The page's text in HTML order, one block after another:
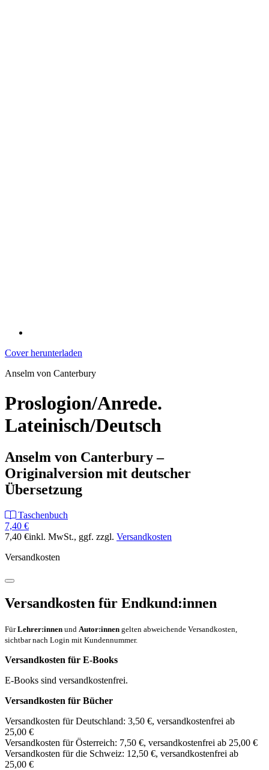
Cover herunterladen
Anselm von Canterbury
Proslogion/Anrede.
Lateinisch/Deutsch
Anselm von Canterbury –
Originalversion mit deutscher
Übersetzung
Taschenbuch
7,40 €
7,40 €inkl. MwSt., ggf. zzgl. Versandkosten
Versandkosten
Versandkosten für Endkund:innen
FürLehrer:innen und Autor:innen gelten abweichende Versandkosten,
sichtbar nach Login mit Kundennummer.
Versandkosten für E-Books
E-Books sind versandkostenfrei.
Versandkosten für Bücher
Versandkosten für Deutschland: 3,50 €, versandkostenfrei ab
25,00 €
Versandkosten für Österreich: 7,50 €, versandkostenfrei ab 25,00 €
Versandkosten für die Schweiz: 12,50 €, versandkostenfrei ab
25,00 €